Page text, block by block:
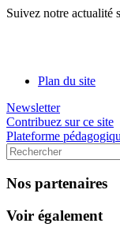
Suivez notre actualité
Plan du site
Newsletter
Contribuez sur ce site
Plateforme
Nos partenaires
Voir également